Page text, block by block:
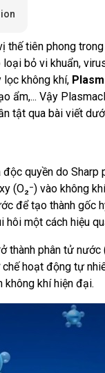
thế tiên phong
bỏ vi khuẩn,
lọc không khí,
ẩm,... Vậy
tật qua bài viết
quyền do Sharp
(O₂⁻) vào không
để tạo thành gốc
một cách hiệu
thành phân tử
hoạt động tự
khí hiện đại.